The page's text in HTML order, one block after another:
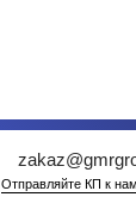
Отправляйте КП к